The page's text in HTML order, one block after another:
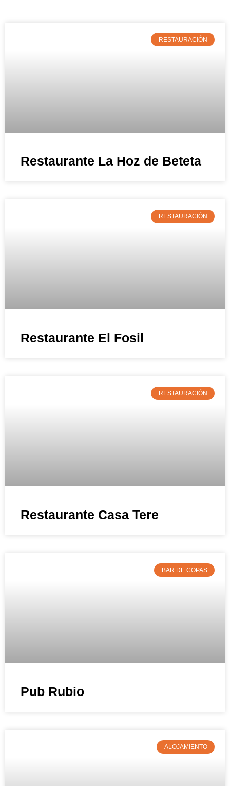
RESTAURACIÓN
Restaurante La Hoz de Beteta
RESTAURACIÓN
Restaurante El Fosil
RESTAURACIÓN
Restaurante Casa Tere
BAR DE COPAS
Pub Rubio
ALOJAMIENTO